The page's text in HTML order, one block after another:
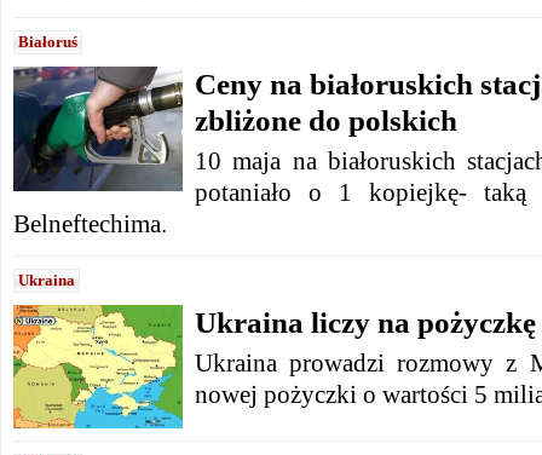
Białoruś
Ceny na białoruskich
zbliżone do polskich
10 maja na białoruskich
potaniało o 1 kopiejkę- taką
Belneftechima.
Ukraina
Ukraina liczy na
Ukraina prowadzi rozmowy z
nowej pożyczki o wartości 5